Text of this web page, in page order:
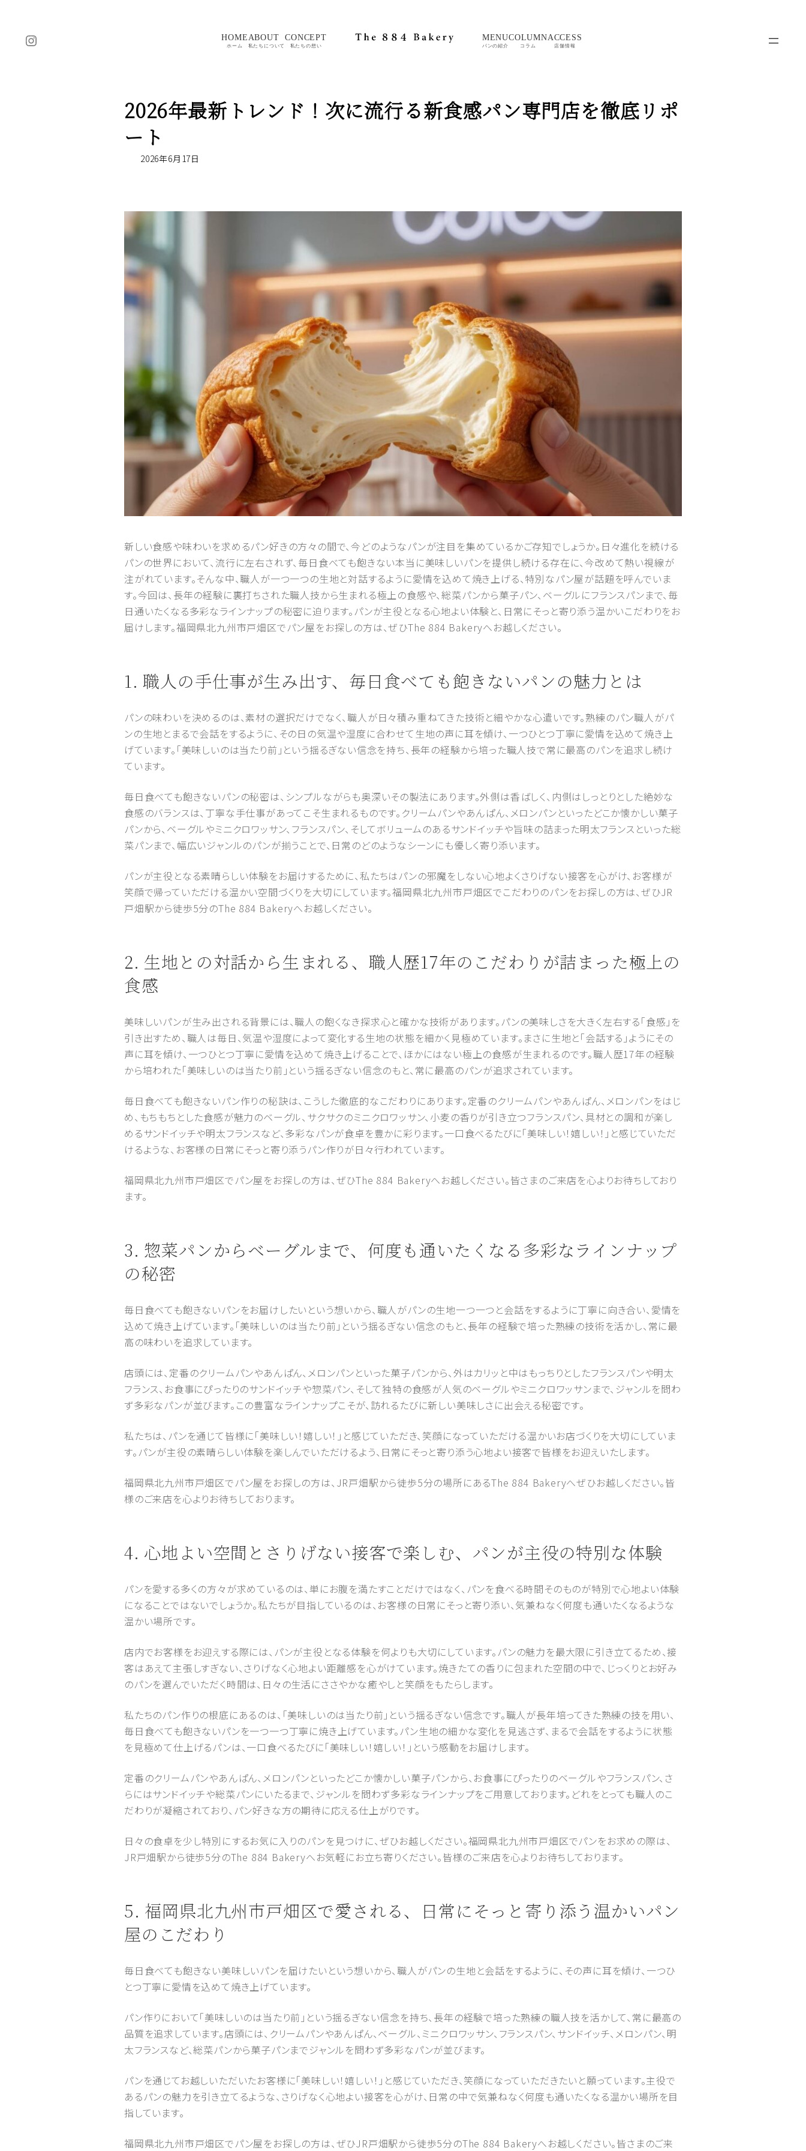
Instagram HOME
ホーム
ABOUT
私たちについて
CONCEPT
私たちの想い
MENU
パンの紹介
COLUMN
コラム
ACCESS
店舗情報
2026年最新トレンド！次に流行る新食感パン専門店を徹底リポ
ート
2026年6月17日
新しい食感や味わいを求めるパン好きの方々の間で、今どのようなパンが注目を集めているかご存知でしょうか。日々進化を続ける
パンの世界において、流行に左右されず、毎日食べても飽きない本当に美味しいパンを提供し続ける存在に、今改めて熱い視線が
注がれています。そんな中、職人が一つ一つの生地と対話するように愛情を込めて焼き上げる、特別なパン屋が話題を呼んでいま
す。今回は、長年の経験に裏打ちされた職人技から生まれる極上の食感や、総菜パンから菓子パン、ベーグルにフランスパンまで、毎
日通いたくなる多彩なラインナップの秘密に迫ります。パンが主役となる心地よい体験と、日常にそっと寄り添う温かいこだわりをお
届けします。福岡県北九州市戸畑区でパン屋をお探しの方は、ぜひThe 884 Bakeryへお越しください。
1. 職人の手仕事が生み出す、毎日食べても飽きないパンの魅力とは
パンの味わいを決めるのは、素材の選択だけでなく、職人が日々積み重ねてきた技術と細やかな心遣いです。熟練のパン職人がパ
ンの生地とまるで会話をするように、その日の気温や湿度に合わせて生地の声に耳を傾け、一つひとつ丁寧に愛情を込めて焼き上
げています。「美味しいのは当たり前」という揺るぎない信念を持ち、長年の経験から培った職人技で常に最高のパンを追求し続け
ています。
毎日食べても飽きないパンの秘密は、シンプルながらも奥深いその製法にあります。外側は香ばしく、内側はしっとりとした絶妙な
食感のバランスは、丁寧な手仕事があってこそ生まれるものです。クリームパンやあんぱん、メロンパンといったどこか懐かしい菓子
パンから、ベーグルやミニクロワッサン、フランスパン、そしてボリュームのあるサンドイッチや旨味の詰まった明太フランスといった総
菜パンまで、幅広いジャンルのパンが揃うことで、日常のどのようなシーンにも優しく寄り添います。
パンが主役となる素晴らしい体験をお届けするために、私たちはパンの邪魔をしない心地よくさりげない接客を心がけ、お客様が
笑顔で帰っていただける温かい空間づくりを大切にしています。福岡県北九州市戸畑区でこだわりのパンをお探しの方は、ぜひJR
戸畑駅から徒歩5分のThe 884 Bakeryへお越しください。
2. 生地との対話から生まれる、職人歴17年のこだわりが詰まった極上の
食感
美味しいパンが生み出される背景には、職人の飽くなき探求心と確かな技術があります。パンの美味しさを大きく左右する「食感」を
引き出すため、職人は毎日、気温や湿度によって変化する生地の状態を細かく見極めています。まさに生地と「会話する」ようにその
声に耳を傾け、一つひとつ丁寧に愛情を込めて焼き上げることで、ほかにはない極上の食感が生まれるのです。職人歴17年の経験
から培われた「美味しいのは当たり前」という揺るぎない信念のもと、常に最高のパンが追求されています。
毎日食べても飽きないパン作りの秘訣は、こうした徹底的なこだわりにあります。定番のクリームパンやあんぱん、メロンパンをはじ
め、もちもちとした食感が魅力のベーグル、サクサクのミニクロワッサン、小麦の香りが引き立つフランスパン、具材との調和が楽し
めるサンドイッチや明太フランスなど、多彩なパンが食卓を豊かに彩ります。一口食べるたびに「美味しい！嬉しい！」と感じていただ
けるような、お客様の日常にそっと寄り添うパン作りが日々行われています。
福岡県北九州市戸畑区でパン屋をお探しの方は、ぜひThe 884 Bakeryへお越しください。皆さまのご来店を心よりお待ちしており
ます。
3. 惣菜パンからベーグルまで、何度も通いたくなる多彩なラインナップ
の秘密
毎日食べても飽きないパンをお届けしたいという想いから、職人がパンの生地一つ一つと会話をするように丁寧に向き合い、愛情を
込めて焼き上げています。「美味しいのは当たり前」という揺るぎない信念のもと、長年の経験で培った熟練の技術を活かし、常に最
高の味わいを追求しています。
店頭には、定番のクリームパンやあんぱん、メロンパンといった菓子パンから、外はカリッと中はもっちりとしたフランスパンや明太
フランス、お食事にぴったりのサンドイッチや惣菜パン、そして独特の食感が人気のベーグルやミニクロワッサンまで、ジャンルを問わ
ず多彩なパンが並びます。この豊富なラインナップこそが、訪れるたびに新しい美味しさに出会える秘密です。
私たちは、パンを通じて皆様に「美味しい！嬉しい！」と感じていただき、笑顔になっていただける温かいお店づくりを大切にしていま
す。パンが主役の素晴らしい体験を楽しんでいただけるよう、日常にそっと寄り添う心地よい接客で皆様をお迎えいたします。
福岡県北九州市戸畑区でパン屋をお探しの方は、JR戸畑駅から徒歩5分の場所にあるThe 884 Bakeryへぜひお越しください。皆
様のご来店を心よりお待ちしております。
4. 心地よい空間とさりげない接客で楽しむ、パンが主役の特別な体験
パンを愛する多くの方々が求めているのは、単にお腹を満たすことだけではなく、パンを食べる時間そのものが特別で心地よい体験
になることではないでしょうか。私たちが目指しているのは、お客様の日常にそっと寄り添い、気兼ねなく何度も通いたくなるような
温かい場所です。
店内でお客様をお迎えする際には、パンが主役となる体験を何よりも大切にしています。パンの魅力を最大限に引き立てるため、接
客はあえて主張しすぎない、さりげなく心地よい距離感を心がけています。焼きたての香りに包まれた空間の中で、じっくりとお好み
のパンを選んでいただく時間は、日々の生活にささやかな癒やしと笑顔をもたらします。
私たちのパン作りの根底にあるのは、「美味しいのは当たり前」という揺るぎない信念です。職人が長年培ってきた熟練の技を用い、
毎日食べても飽きないパンを一つ一つ丁寧に焼き上げています。パン生地の細かな変化を見逃さず、まるで会話をするように状態
を見極めて仕上げるパンは、一口食べるたびに「美味しい！嬉しい！」という感動をお届けします。
定番のクリームパンやあんぱん、メロンパンといったどこか懐かしい菓子パンから、お食事にぴったりのベーグルやフランスパン、さ
らにはサンドイッチや総菜パンにいたるまで、ジャンルを問わず多彩なラインナップをご用意しております。どれをとっても職人のこ
だわりが凝縮されており、パン好きな方の期待に応える仕上がりです。
日々の食卓を少し特別にするお気に入りのパンを見つけに、ぜひお越しください。福岡県北九州市戸畑区でパンをお求めの際は、
JR戸畑駅から徒歩5分のThe 884 Bakeryへお気軽にお立ち寄りください。皆様のご来店を心よりお待ちしております。
5. 福岡県北九州市戸畑区で愛される、日常にそっと寄り添う温かいパン
屋のこだわり
毎日食べても飽きない美味しいパンを届けたいという想いから、職人がパンの生地と会話をするように、その声に耳を傾け、一つひ
とつ丁寧に愛情を込めて焼き上げています。
パン作りにおいて「美味しいのは当たり前」という揺るぎない信念を持ち、長年の経験で培った熟練の職人技を活かして、常に最高の
品質を追求しています。店頭には、クリームパンやあんぱん、ベーグル、ミニクロワッサン、フランスパン、サンドイッチ、メロンパン、明
太フランスなど、総菜パンから菓子パンまでジャンルを問わず多彩なパンが並びます。
パンを通じてお越しいただいたお客様に「美味しい！嬉しい！」と感じていただき、笑顔になっていただきたいと願っています。主役で
あるパンの魅力を引き立てるような、さりげなく心地よい接客を心がけ、日常の中で気兼ねなく何度も通いたくなる温かい場所を目
指しています。
福岡県北九州市戸畑区でパン屋をお探しの方は、ぜひJR戸畑駅から徒歩5分のThe 884 Bakeryへお越しください。皆さまのご来